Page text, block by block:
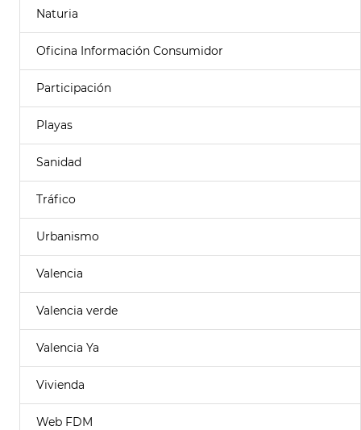
Naturia
Oficina Información Consumidor
Participación
Playas
Sanidad
Tráfico
Urbanismo
Valencia
Valencia verde
Valencia Ya
Vivienda
Web FDM